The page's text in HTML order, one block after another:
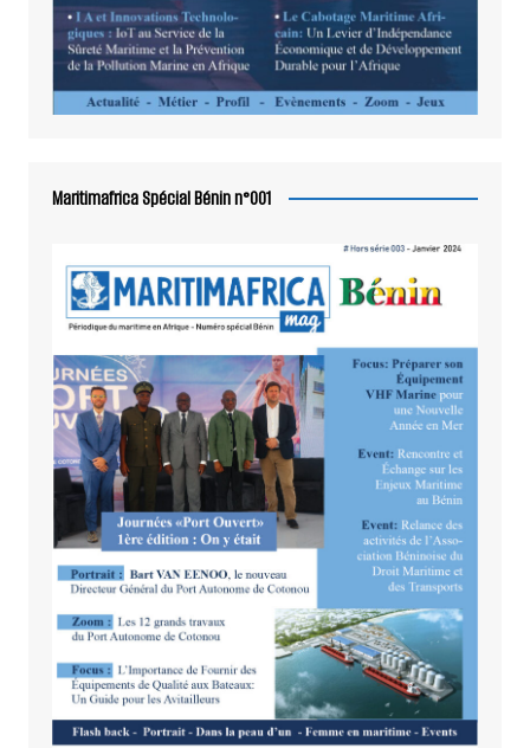
Maritimafrica Spécial Bénin n°001